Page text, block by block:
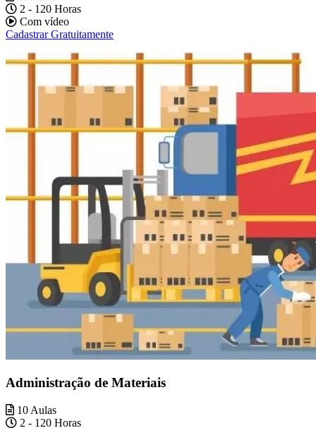
2 - 120 Horas
Com vídeo
Cadastrar Gratuitamente
Administração de Materiais
10 Aulas
2 - 120 Horas